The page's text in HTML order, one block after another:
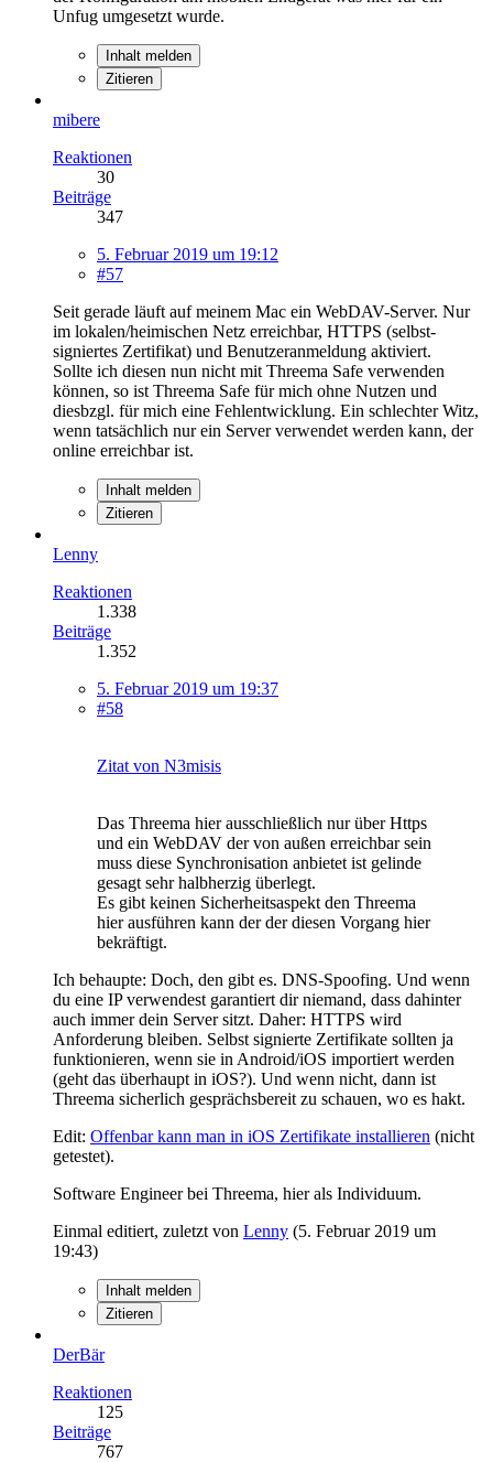
Unfug umgesetzt wurde.
Inhalt melden
Zitieren
mibere
Reaktionen
30
Beiträge
347
5. Februar 2019 um 19:12
#57
Seit gerade läuft auf meinem Mac ein WebDAV-Server. Nur
im lokalen/heimischen Netz erreichbar, HTTPS (selbst-
signiertes Zertifikat) und Benutzeranmeldung aktiviert.
Sollte ich diesen nun nicht mit Threema Safe verwenden
können, so ist Threema Safe für mich ohne Nutzen und
diesbzgl. für mich eine Fehlentwicklung. Ein schlechter Witz,
wenn tatsächlich nur ein Server verwendet werden kann, der
online erreichbar ist.
Inhalt melden
Zitieren
Lenny
Reaktionen
1.338
Beiträge
1.352
5. Februar 2019 um 19:37
#58
Zitat von N3misis
Das Threema hier ausschließlich nur über Https
und ein WebDAV der von außen erreichbar sein
muss diese Synchronisation anbietet ist gelinde
gesagt sehr halbherzig überlegt.
Es gibt keinen Sicherheitsaspekt den Threema
hier ausführen kann der der diesen Vorgang hier
bekräftigt.
Ich behaupte: Doch, den gibt es. DNS-Spoofing. Und wenn
du eine IP verwendest garantiert dir niemand, dass dahinter
auch immer dein Server sitzt. Daher: HTTPS wird
Anforderung bleiben. Selbst signierte Zertifikate sollten ja
funktionieren, wenn sie in Android/iOS importiert werden
(geht das überhaupt in iOS?). Und wenn nicht, dann ist
Threema sicherlich gesprächsbereit zu schauen, wo es hakt.
Edit: Offenbar kann man in iOS Zertifikate installieren (nicht
getestet).
Software Engineer bei Threema, hier als Individuum.
Einmal editiert, zuletzt von Lenny (5. Februar 2019 um
19:43)
Inhalt melden
Zitieren
DerBär
Reaktionen
125
Beiträge
767